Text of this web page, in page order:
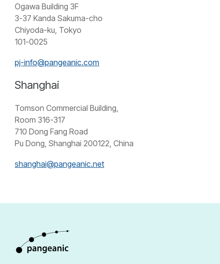
Ogawa Building 3F
3-37 Kanda Sakuma-cho
Chiyoda-ku, Tokyo
101-0025
pj-info@pangeanic.com
Shanghai
Tomson Commercial Building,
Room 316-317
710 Dong Fang Road
Pu Dong, Shanghai 200122, China
shanghai@pangeanic.net